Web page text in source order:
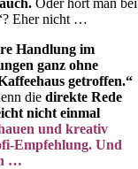
Oder hört man bei
Eher nicht …
Handlung im
ganz ohne
getroffen.“
diedirekte Rede
nicht einmal
und kreativ
Empfehlung. Und
…